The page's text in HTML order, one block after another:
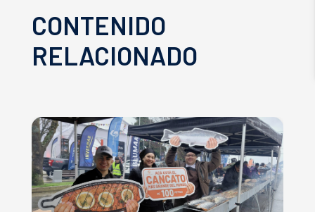
CONTENIDO
RELACIONADO